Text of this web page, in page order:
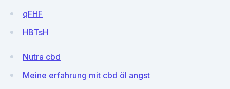
qFHF
HBTsH
Nutra cbd
Meine erfahrung mit cbd öl angst